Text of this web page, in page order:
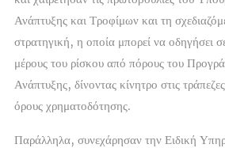
Ανάπτυξης και Τροφίμων και τη
στρατηγική, η οποία μπορεί να οδηγήσει
μέρους του ρίσκου από πόρους του
Ανάπτυξης, δίνοντας κίνητρο στις
όρους χρηματοδότησης.
Παράλληλα, συνεχάρησαν την Ειδική